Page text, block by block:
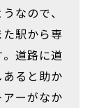
なので、
駅から専
道路に道
ると助か
アーがなか